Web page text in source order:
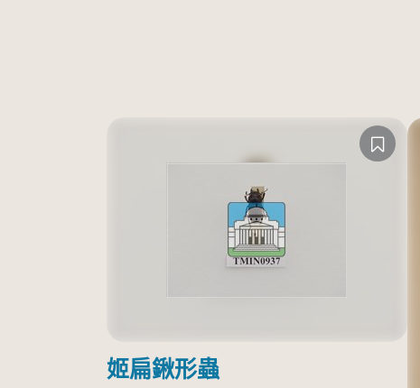
姬扁鍬形蟲